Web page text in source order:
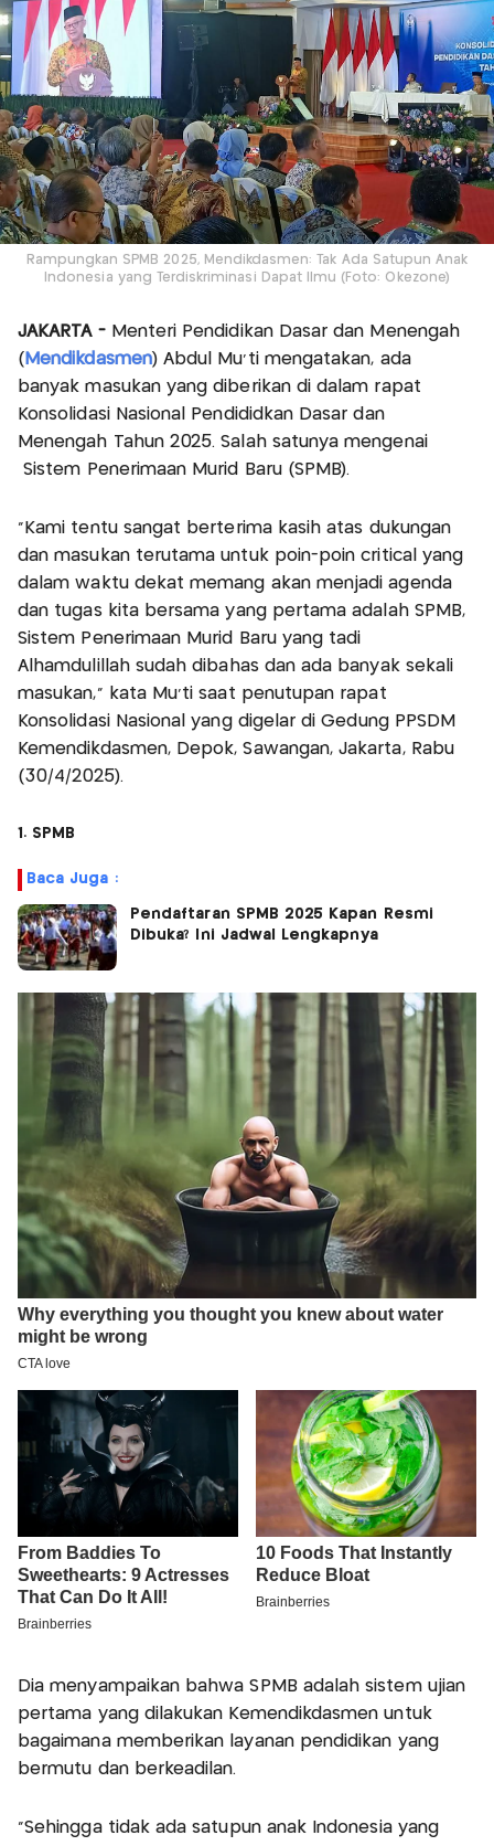
Rampungkan SPMB 2025, Mendikdasmen: Tak Ada Satupun Anak
Indonesia yang Terdiskriminasi Dapat Ilmu (Foto: Okezone)
JAKARTA -Menteri Pendidikan Dasar dan Menengah
( Mendikdasmen) Abdul Mu'ti mengatakan, ada
banyak masukan yang diberikan di dalam rapat
Konsolidasi Nasional Pendididkan Dasar dan
Menengah Tahun 2025. Salah satunya mengenai
Sistem Penerimaan Murid Baru (SPMB).
"Kami tentu sangat berterima kasih atas dukungan
dan masukan terutama untuk poin-poin critical yang
dalam waktu dekat memang akan menjadi agenda
dan tugas kita bersama yang pertama adalah SPMB,
Sistem Penerimaan Murid Baru yang tadi
Alhamdulillah sudah dibahas dan ada banyak sekali
masukan," kata Mu'ti saat penutupan rapat
Konsolidasi Nasional yang digelar di Gedung PPSDM
Kemendikdasmen, Depok, Sawangan, Jakarta, Rabu
(30/4/2025).
1. SPMB
Baca Juga :
Pendaftaran SPMB 2025 Kapan Resmi
Dibuka? Ini Jadwal Lengkapnya
Dia menyampaikan bahwa SPMB adalah sistem ujian
pertama yang dilakukan Kemendikdasmen untuk
bagaimana memberikan layanan pendidikan yang
bermutu dan berkeadilan.
"Sehingga tidak ada satupun anak Indonesia yang